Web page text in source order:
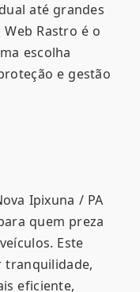
até grandes
Rastro é o
escolha
e gestão
Ipixuna / PA
quem preza
Este
tranquilidade,
eficiente,